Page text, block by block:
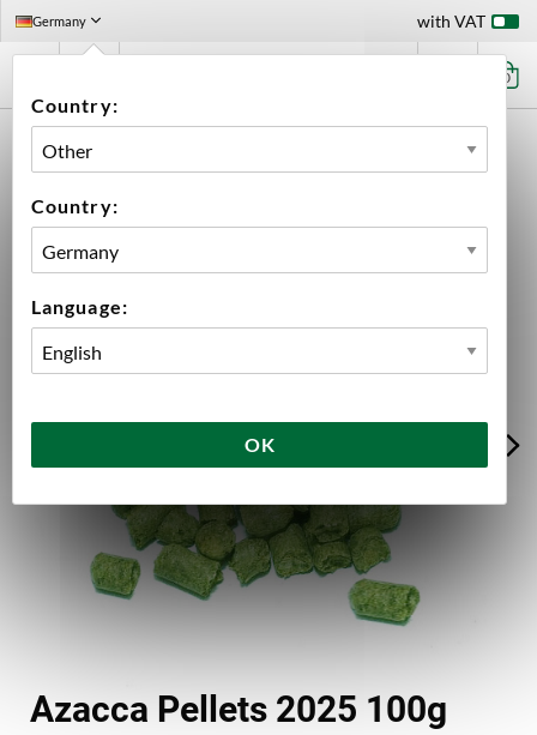
Germany
Country:
Country:
Language:
OK
with VAT
0
AZACCA PELLETS 2025 100G
Azacca Pellets 2025 100g